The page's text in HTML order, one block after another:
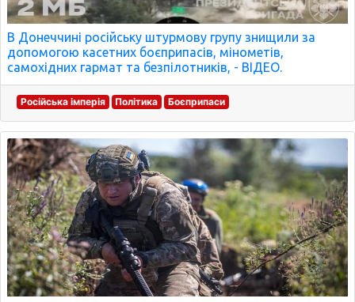
В Донеччині російську штурмову групу знищили за
допомогою касетних боєприпасів, мінометів,
самохідних гармат та безпілотників, - ВІДЕО.
Російська імперія Політика Боєприпаси